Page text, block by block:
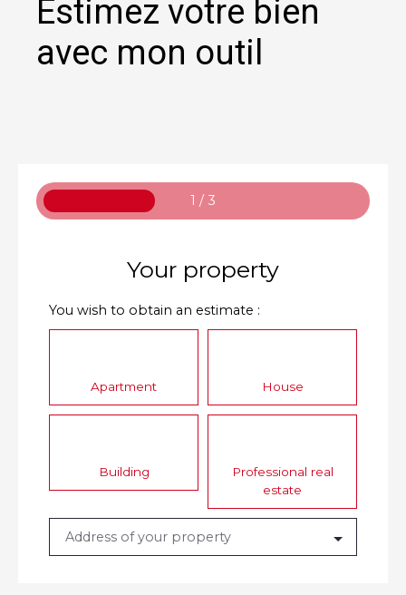
Estimez votre bien
avec mon outil
1 / 3
Your property
You wish to obtain an estimate :
Apartment House
Building
Professional real
estate
Address of your property